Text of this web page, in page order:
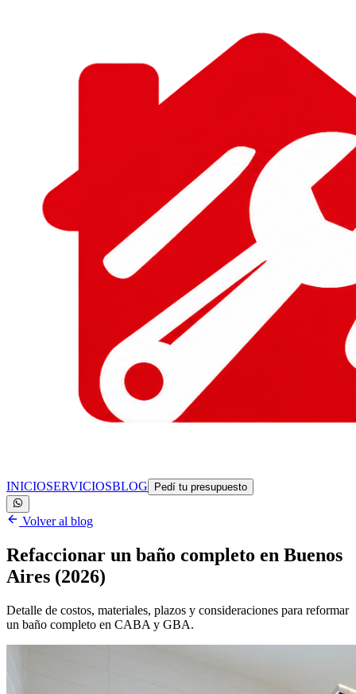
INICIOSERVICIOSBLOG Pedí tu presupuesto
Volver al blog
Refaccionar un baño completo en Buenos
Aires (2026)
Detalle de costos, materiales, plazos y consideraciones para reformar
un baño completo en CABA y GBA.